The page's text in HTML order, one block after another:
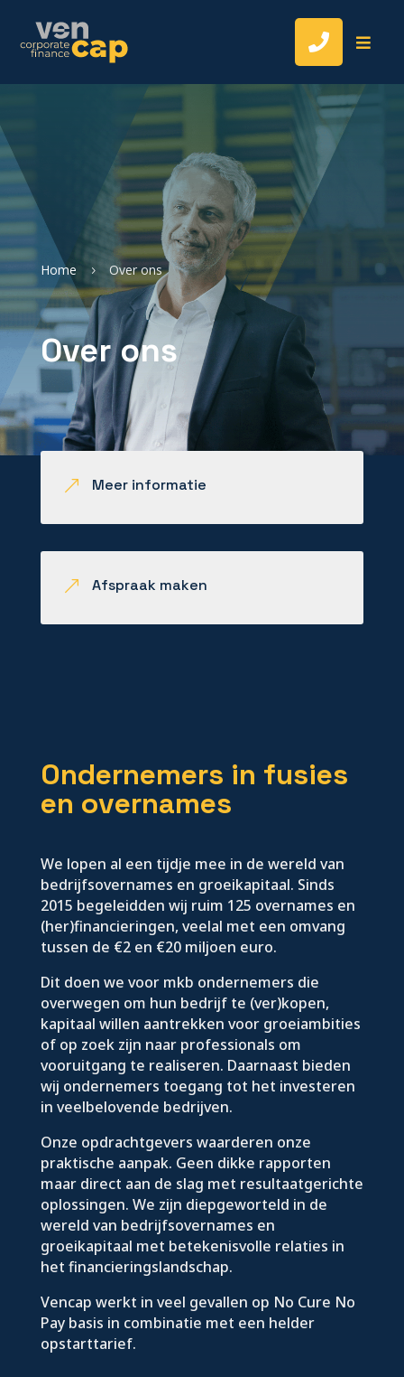
 
Home 5 Over ons
Over ons
& Meer informatie
& Afspraak maken
Ondernemers in fusies
en overnames
We lopen al een tijdje mee in de wereld van
bedrijfsovernames en groeikapitaal. Sinds
2015 begeleidden wij ruim 125 overnames en
(her)financieringen, veelal met een omvang
tussen de €2 en €20 miljoen euro.
Dit doen we voor mkb ondernemers die
overwegen om hun bedrijf te (ver)kopen,
kapitaal willen aantrekken voor groeiambities
of op zoek zijn naar professionals om
vooruitgang te realiseren. Daarnaast bieden
wij ondernemers toegang tot het investeren
in veelbelovende bedrijven.
Onze opdrachtgevers waarderen onze
praktische aanpak. Geen dikke rapporten
maar direct aan de slag met resultaatgerichte
oplossingen. We zijn diepgeworteld in de
wereld van bedrijfsovernames en
groeikapitaal met betekenisvolle relaties in
het financieringslandschap.
Vencap werkt in veel gevallen op No Cure No
Pay basis in combinatie met een helder
opstarttarief.